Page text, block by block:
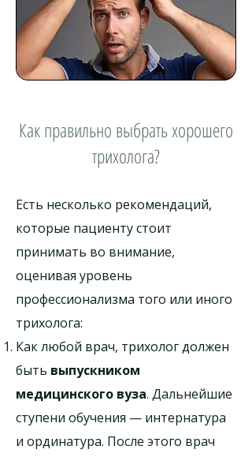
Как правильно выбрать хорошего
трихолога?
Есть несколько рекомендаций,
которые пациенту стоит
принимать во внимание,
оценивая уровень
профессионализма того или иного
трихолога:
Как любой врач, трихолог должен
быть выпускником
медицинского вуза. Дальнейшие
ступени обучения — интернатура
и ординатура. После этого врач